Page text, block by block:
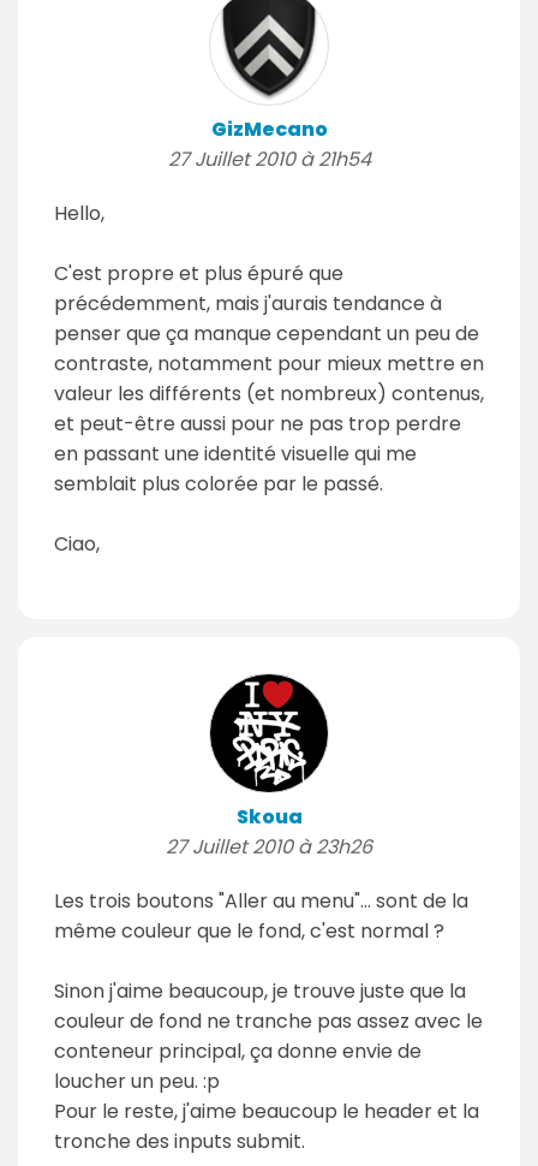
GizMecano
27 Juillet 2010 à 21h54
Hello,
C'est propre et plus épuré que
précédemment, mais j'aurais tendance à
penser que ça manque cependant un peu de
contraste, notamment pour mieux mettre en
valeur les différents (et nombreux) contenus,
et peut-être aussi pour ne pas trop perdre
en passant une identité visuelle qui me
semblait plus colorée par le passé.
Ciao,
Skoua
27 Juillet 2010 à 23h26
Les trois boutons "Aller au menu"... sont de la
même couleur que le fond, c'est normal ?
Sinon j'aime beaucoup, je trouve juste que la
couleur de fond ne tranche pas assez avec le
conteneur principal, ça donne envie de
loucher un peu. :p
Pour le reste, j'aime beaucoup le header et la
tronche des inputs submit.